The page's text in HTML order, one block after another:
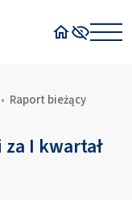
• Raport bieżący
I kwartał